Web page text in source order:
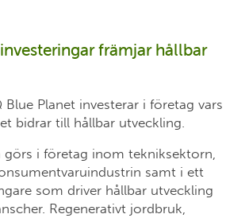
främjar hållbar
Planet investerar i företag vars
bidrar till hållbar utveckling.
görs i företag inom tekniksektorn,
samt i ett
som driver hållbar utveckling
Regenerativt jordbruk,